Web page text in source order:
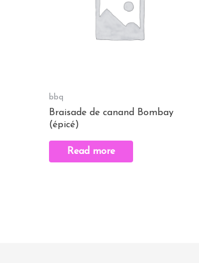
bbq
Braisade de canand Bombay
(épicé)
Read more